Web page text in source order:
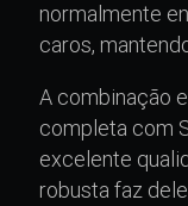
normalmente
caros,
A combinação
completa com
excelente
robusta faz